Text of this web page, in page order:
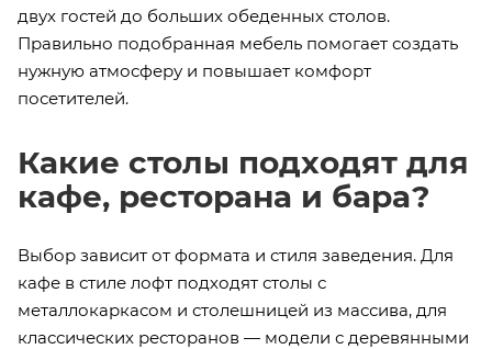
двух гостей до больших обеденных столов.
Правильно подобранная мебель помогает создать
нужную атмосферу и повышает комфорт
посетителей.
Какие столы подходят для
кафе, ресторана и бара?
Выбор зависит от формата и стиля заведения. Для
кафе в стиле лофт подходят столы с
металлокаркасом и столешницей из массива, для
классических ресторанов — модели с деревянными